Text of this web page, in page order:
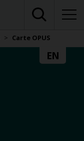
Carte OPUS
EN